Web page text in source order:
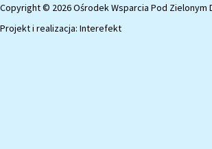
Copyright © 2026 Ośrodek Wsparcia Pod Zielonym
Projekt i realizacja: Interefekt